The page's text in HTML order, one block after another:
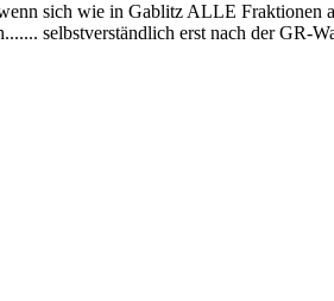
sich wie in Gablitz ALLE Fraktionen
selbstverständlich erst nach der GR-